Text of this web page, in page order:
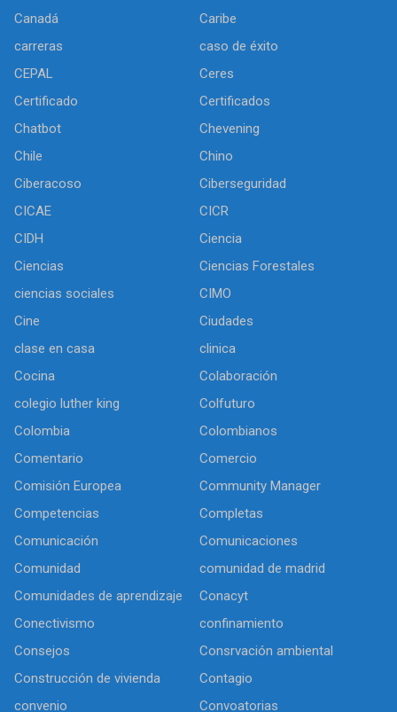
Canadá
Caribe
carreras
caso de éxito
CEPAL
Ceres
Certificado
Certificados
Chatbot
Chevening
Chile
Chino
Ciberacoso
Ciberseguridad
CICAE
CICR
CIDH
Ciencia
Ciencias
Ciencias Forestales
ciencias sociales
CIMO
Cine
Ciudades
clase en casa
clinica
Cocina
Colaboración
colegio luther king
Colfuturo
Colombia
Colombianos
Comentario
Comercio
Comisión Europea
Community Manager
Competencias
Completas
Comunicación
Comunicaciones
Comunidad
comunidad de madrid
Comunidades de aprendizaje
Conacyt
Conectivismo
confinamiento
Consejos
Consrvación ambiental
Construcción de vivienda
Contagio
convenio
Convoatorias